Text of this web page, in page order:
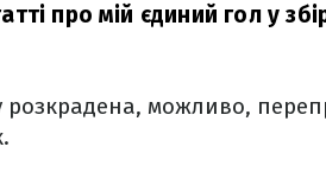
про мій єдиний гол у
можливо,